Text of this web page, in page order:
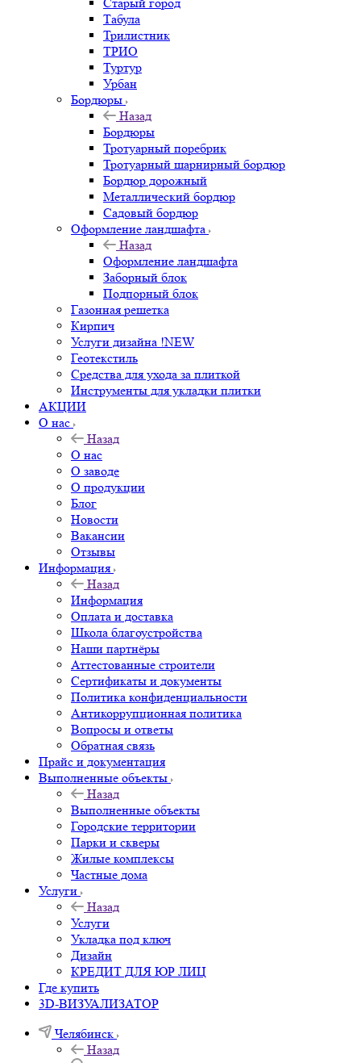
Табула
Трилистник
ТРИО
Туртур
Урбан
Бордюры
Назад
Бордюры
Тротуарный поребрик
Тротуарный шарнирный бордюр
Бордюр дорожный
Металлический бордюр
Садовый бордюр
Оформление ландшафта
Назад
Оформление ландшафта
Заборный блок
Подпорный блок
Газонная решетка
Кирпич
Услуги дизайна !NEW
Геотекстиль
Средства для ухода за плиткой
Инструменты для укладки плитки
АКЦИИ
О нас
Назад
О нас
О заводе
О продукции
Блог
Новости
Вакансии
Отзывы
Информация
Назад
Информация
Оплата и доставка
Школа благоустройства
Наши партнёры
Аттестованные строители
Сертификаты и документы
Политика конфиденциальности
Антикоррупционная политика
Вопросы и ответы
Обратная связь
Прайс и документация
Выполненные объекты
Назад
Выполненные объекты
Городские территории
Парки и скверы
Жилые комплексы
Частные дома
Услуги
Назад
Услуги
Укладка под ключ
Дизайн
КРЕДИТ ДЛЯ ЮР ЛИЦ
Где купить
3D-ВИЗУАЛИЗАТОР
Челябинск
Назад